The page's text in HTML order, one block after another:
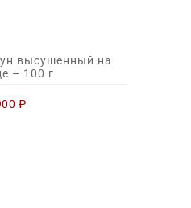
высушенный на
– 100 г
₽